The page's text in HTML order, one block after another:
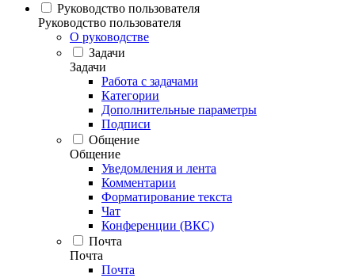
Руководство пользователя
Руководство пользователя
О руководстве
Задачи
Задачи
Работа с задачами
Категории
Дополнительные параметры
Подписи
Общение
Общение
Уведомления и лента
Комментарии
Форматирование текста
Чат
Конференции (ВКС)
Почта
Почта
Почта